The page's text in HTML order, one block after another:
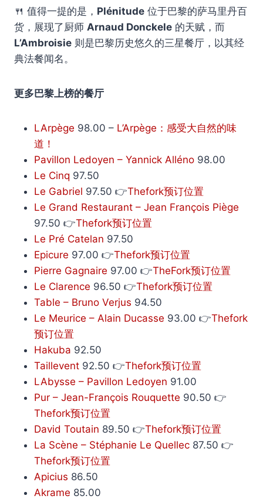
🍴 值得一提的是， Plénitude 位于巴黎的萨马里丹百
货，展现了厨师 Arnaud Donckele 的天赋，而
L’Ambroisie 则是巴黎历史悠久的三星餐厅，以其经
典法餐闻名。
更多巴黎上榜的餐厅
LArpège 98.00 – L’Arpège：感受大自然的味
道！
Pavillon Ledoyen – Yannick Alléno 98.00
Le Cinq 97.50
Le Gabriel 97.50 👉Thefork预订位置
Le Grand Restaurant – Jean François Piège
97.50 👉Thefork预订位置
Le Pré Catelan 97.50
Epicure 97.00 👉Thefork预订位置
Pierre Gagnaire 97.00 👉TheFork预订位置
Le Clarence 96.50 👉Thefork预订位置
Table – Bruno Verjus 94.50
Le Meurice – Alain Ducasse 93.00 👉Thefork
预订位置
Hakuba 92.50
Taillevent 92.50 👉Thefork预订位置
LAbysse – Pavillon Ledoyen 91.00
Pur – Jean-François Rouquette 90.50 👉
Thefork预订位置
David Toutain 89.50 👉Thefork预订位置
La Scène – Stéphanie Le Quellec 87.50 👉
Thefork预订位置
Apicius 86.50
Akrame 85.00